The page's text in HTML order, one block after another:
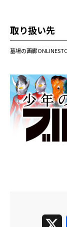
取り扱い先
墓場の画廊